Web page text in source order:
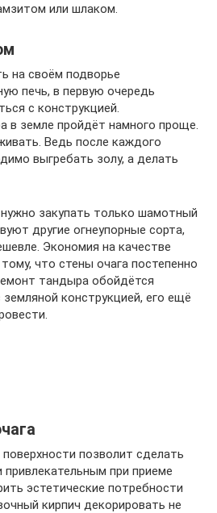
или шлаком.
на своём подворье
печь, в первую очередь
с конструкцией.
в земле пройдёт намного проще.
Ведь после каждого
выгребать золу, а делать
закупать только шамотный
другие огнеупорные сорта,
Экономия на качестве
что стены очага постепенно
тандыра обойдётся
конструкцией, его ещё
позволит сделать
при приеме
эстетические потребности
кирпич декорировать не